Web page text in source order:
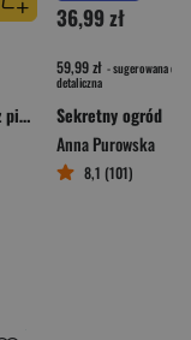
Obiecaj, że będziesz pić kawę o poranku
36,99 zł
59,99 zł - sugerowana cena
detaliczna
Sekretny ogród
Anna Purowska
8,1 (101)